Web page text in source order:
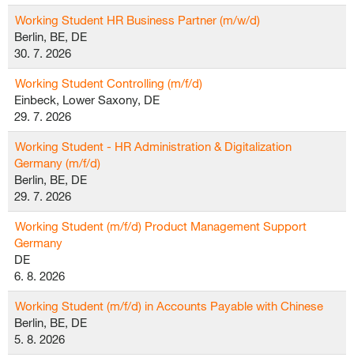
Working Student HR Business Partner (m/w/d)
Berlin, BE, DE
30. 7. 2026
Working Student Controlling (m/f/d)
Einbeck, Lower Saxony, DE
29. 7. 2026
Working Student - HR Administration & Digitalization
Germany (m/f/d)
Berlin, BE, DE
29. 7. 2026
Working Student (m/f/d) Product Management Support
Germany
DE
6. 8. 2026
Working Student (m/f/d) in Accounts Payable with Chinese
Berlin, BE, DE
5. 8. 2026